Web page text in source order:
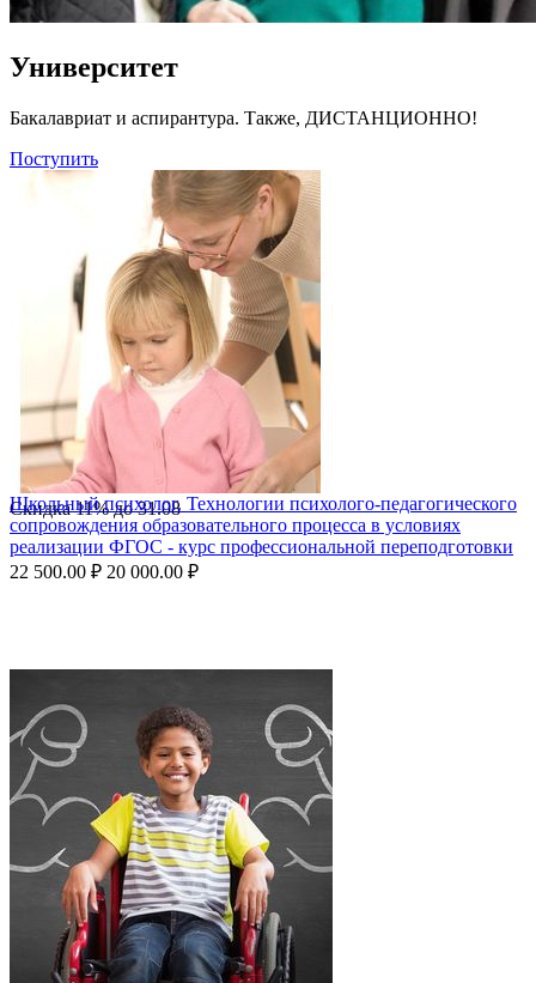
Университет
Бакалавриат и аспирантура. Также, ДИСТАНЦИОННО!
Поступить
Скидка11%до31.08
Школьный психолог. Технологии психолого-педагогического
сопровождения образовательного процесса в условиях
реализации ФГОС - курс профессиональной переподготовки
22 500.00 ₽ 20 000.00 ₽